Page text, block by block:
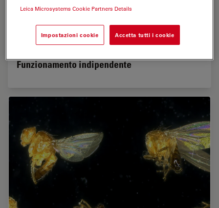
Funzionamento indipendente
Leica Microsystems Cookie Partners Details
Impostazioni cookie Accetta tutti i cookie